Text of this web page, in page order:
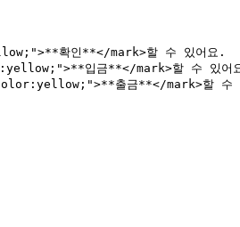
확인**</mark>할 수 있어요.
입금**</mark>할 수 있어
출금**</mark>할 수